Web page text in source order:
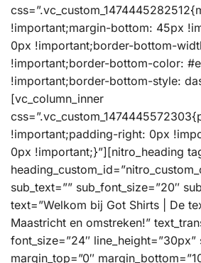
!important;margin-bottom: 45px
0px !important;border-bottom-
!important;border-bottom-color:
!important;border-bottom-style:
[vc_column_inner
!important;padding-right: 0px
0px !important;}”][nitro_heading
sub_text=”” sub_font_size=”20″
text=”Welkom bij Got Shirts | De
Maastricht en omstreken!”
font_size=”24″ line_height=”30px”
margin_top=”0″